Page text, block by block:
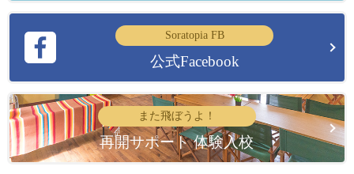
Soratopia FB
公式Facebook
また飛ぼうよ！
再開サポート 体験入校